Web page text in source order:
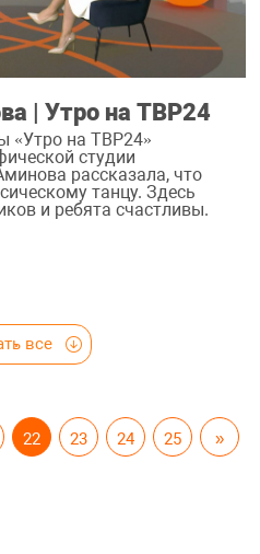
| Утро на ТВР24
«Утро на ТВР24»
студии
рассказала, что
танцу. Здесь
и ребята счастливы.
все
22 23 24 25 »